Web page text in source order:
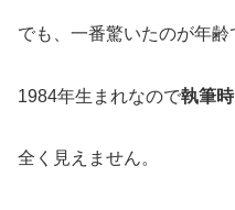
でも、一番驚いたのが年齢
1984年生まれなので執筆
全く見えません。